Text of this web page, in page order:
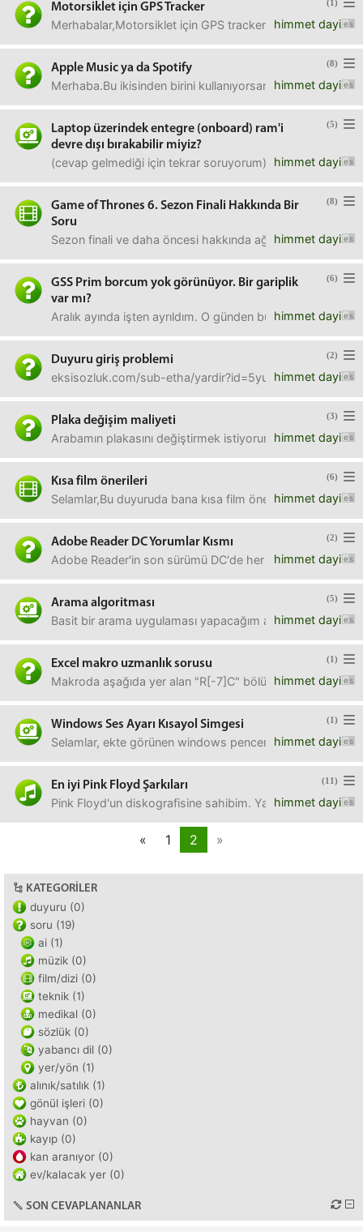
(1)
Motorsiklet için GPS Tracker
himmet dayi
Merhabalar,Motorsiklet için GPS tracker alacağım.
(8)
Apple Music ya da Spotify
himmet dayi
Merhaba.Bu ikisinden birini kullanıyorsanız aşağıdaki
(5)
Laptop üzerindek entegre (onboard) ram'i
devre dışı bırakabilir miyiz?
himmet dayi
(cevap gelmediği için tekrar soruyorum)**Asus 550L
(8)
Game of Thrones 6. Sezon Finali Hakkında Bir
Soru
himmet dayi
Sezon finali ve daha öncesi hakkında ağır spoiler
(6)
GSS Prim borcum yok görünüyor. Bir gariplik
var mı?
himmet dayi
Aralık ayında işten ayrıldım. O günden bu güne işsizim.
(2)
Duyuru giriş problemi
himmet dayi
eksisozluk.com/sub-etha/yardir?id=5yukarıdaki linki
(3)
Plaka değişim maliyeti
himmet dayi
Arabamın plakasını değiştirmek istiyorum. Şu anda 45,
(6)
Kısa film önerileri
himmet dayi
Selamlar,Bu duyuruda bana kısa film önermenizi rica
(2)
Adobe Reader DC Yorumlar Kısmı
himmet dayi
Adobe Reader'in son sürümü DC'de her yeni pdf
(5)
Arama algoritması
himmet dayi
Basit bir arama uygulaması yapacağım ama
(1)
Excel makro uzmanlık sorusu
himmet dayi
Makroda aşağıda yer alan "R[-7]C" bölümünde -7 yerine
(1)
Windows Ses Ayarı Kısayol Simgesi
himmet dayi
Selamlar, ekte görünen windows penceresini başlatacak
(11)
En iyi Pink Floyd Şarkıları
himmet dayi
Pink Floyd'un diskografisine sahibim. Yaklaşık 180 şarkı
« 1 2 »
KATEGORILER
duyuru (0)
soru (19)
ai (1)
müzik (0)
film/dizi (0)
teknik (1)
medikal (0)
sözlük (0)
yabancı dil (0)
yer/yön (1)
alınık/satılık (1)
gönül işleri (0)
hayvan (0)
kayıp (0)
kan aranıyor (0)
ev/kalacak yer (0)
SON CEVAPLANANLAR